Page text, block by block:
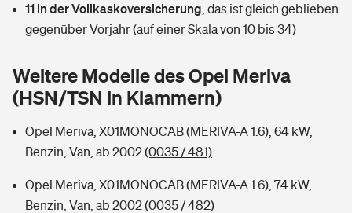
Zur Übersicht
Tools
Wer versichert was: Jetzt Versicherer finden
Sie haben Fragen?
Pferdehalter-Haftpflicht
Handyversicherung
Musikinstrumentenversicherung
Zur Übersicht
Sie haben Fragen?
Rentenrechner: Wie viel Geld bekomme ich im Alter?
11 in der Vollkaskoversicherung das ist gleich geblieben
gegenüber Vorjahr (auf einer Skala von 10 bis 34)
Weitere Modelle des Opel Meriva
(HSN/TSN in Klammern)
Opel Meriva, X01MONOCAB (MERIVA-A 1.6), 64 kW,
Benzin, Van, ab 2002(0035 / 481)
Opel Meriva, X01MONOCAB (MERIVA-A 1.6), 74 kW,
Benzin, Van, ab 2002(0035 / 482)